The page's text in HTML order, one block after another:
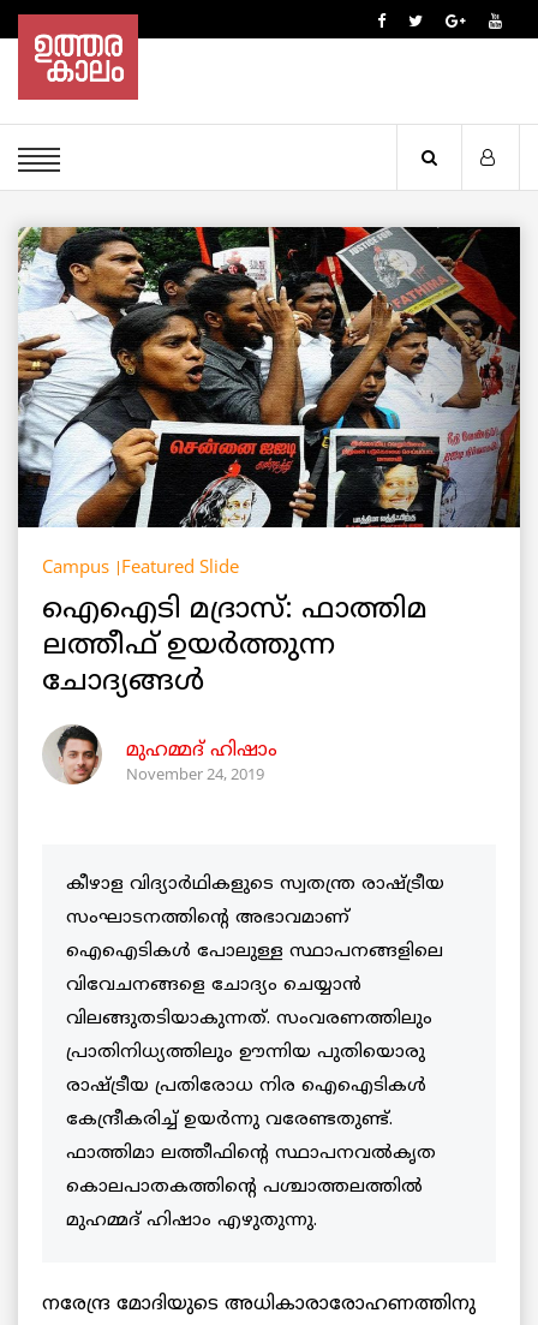
Campus Featured Slide
ഐഐടി മദ്രാസ്: ഫാത്തിമ
ലത്തീഫ് ഉയർത്തുന്ന
ചോദ്യങ്ങൾ
മുഹമ്മദ് ഹിഷാം
November 24, 2019
കീഴാള വിദ്യാർഥികളുടെ സ്വതന്ത്ര രാഷ്ട്രീയ
സംഘാടനത്തിന്റെ അഭാവമാണ്
ഐഐടികൾ പോലുള്ള സ്ഥാപനങ്ങളിലെ
വിവേചനങ്ങളെ ചോദ്യം ചെയ്യാൻ
വിലങ്ങുതടിയാകുന്നത്. സംവരണത്തിലും
പ്രാതിനിധ്യത്തിലും ഊന്നിയ പുതിയൊരു
രാഷ്ട്രീയ പ്രതിരോധ നിര ഐഐടികൾ
കേന്ദ്രീകരിച്ച് ഉയർന്നു വരേണ്ടതുണ്ട്.
ഫാത്തിമാ ലത്തീഫിന്റെ സ്ഥാപനവൽകൃത
കൊലപാതകത്തിന്റെ പശ്ചാത്തലത്തിൽ
മുഹമ്മദ് ഹിഷാം എഴുതുന്നു.
നരേന്ദ്ര മോദിയുടെ അധികാരാരോഹണത്തിനു